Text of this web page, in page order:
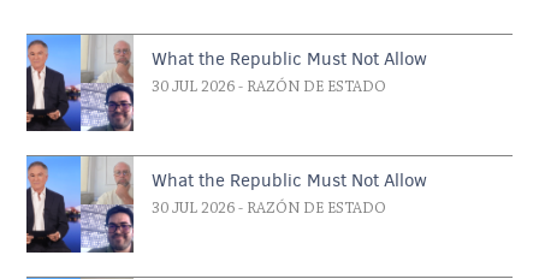
What the Republic Must Not Allow
30 JUL 2026 - RAZÓN DE ESTADO
What the Republic Must Not Allow
30 JUL 2026 - RAZÓN DE ESTADO